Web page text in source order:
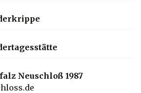
Neuschloß 1987